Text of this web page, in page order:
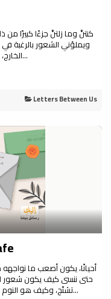
كنتنَّ وما زلتنَّ جزءًا كبيرًا
ويملؤني الشعور بالرغبة
الخارج، وكيف نناضل من أجلكن، محاولاتٍ كسر تلك الأ...
Letters Between Us
أحيانًا، يكون أصعب ما
حتى ننسى كيف يكون شعور
تشنّج، وكيف هو النوم بدون قلق. وبالطبع، ألوم الحياة وألعنها في ك...